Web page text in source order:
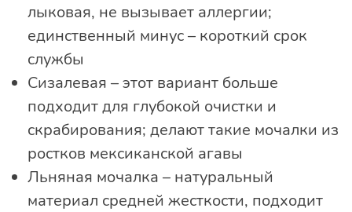
лыковая, не вызывает аллергии;
единственный минус – короткий срок
службы
Сизалевая – этот вариант больше
подходит для глубокой очистки и
скрабирования; делают такие мочалки из
ростков мексиканской агавы
Льняная мочалка – натуральный
материал средней жесткости, подходит